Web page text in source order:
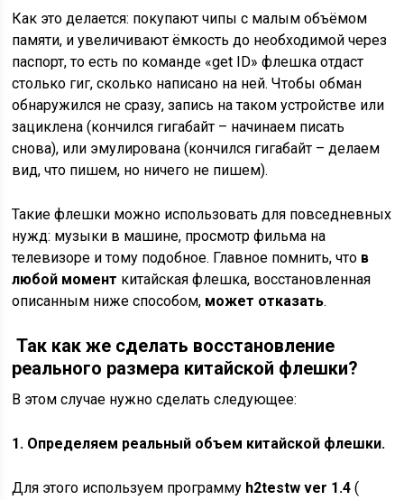
Как это делается: покупают чипы с малым объёмом
памяти, и увеличивают ёмкость до необходимой через
паспорт, то есть по команде «get ID» флешка отдаст
столько гиг, сколько написано на ней. Чтобы обман
обнаружился не сразу, запись на таком устройстве или
зациклена (кончился гигабайт – начинаем писать
снова), или эмулирована (кончился гигабайт – делаем
вид, что пишем, но ничего не пишем).
Такие флешки можно использовать для повседневных
нужд: музыки в машине, просмотр фильма на
телевизоре и тому подобное. Главное помнить, что в
любой момент китайская флешка, восстановленная
описанным ниже способом, может отказать.
Так как же сделать восстановление
реального размера китайской флешки?
В этом случае нужно сделать следующее:
1. Определяем реальный объем китайской флешки.
Для этого используем программу h2testw ver 1.4 (